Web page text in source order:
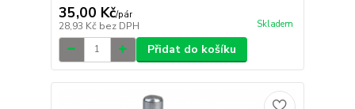
35,00 Kč/pár
28,93 Kč bez DPH Skladem
Přidat do košíku